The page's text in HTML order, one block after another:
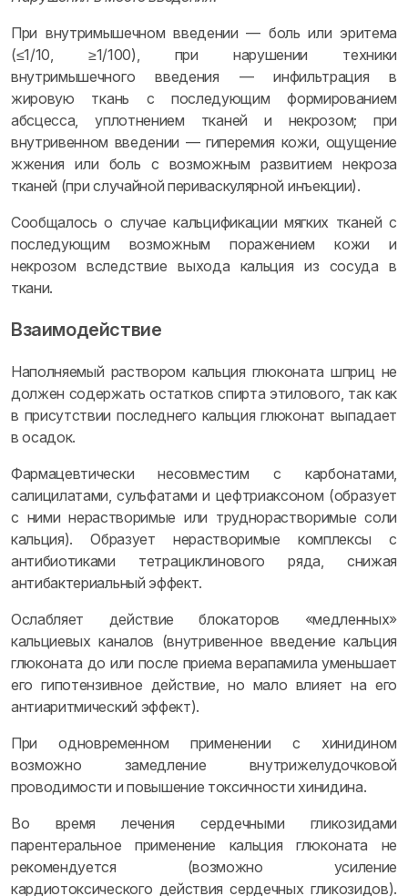
При внутримышечном введении — боль или эритема
(≤1/10, ≥1/100), при нарушении техники
внутримышечного введения — инфильтрация в
жировую ткань с последующим формированием
абсцесса, уплотнением тканей и некрозом; при
внутривенном введении — гиперемия кожи, ощущение
жжения или боль с возможным развитием некроза
тканей (при случайной периваскулярной инъекции).
Сообщалось о случае кальцификации мягких тканей с
последующим возможным поражением кожи и
некрозом вследствие выхода кальция из сосуда в
ткани.
Взаимодействие
Наполняемый раствором кальция глюконата шприц не
должен содержать остатков спирта этилового, так как
в присутствии последнего кальция глюконат выпадает
в осадок.
Фармацевтически несовместим с карбонатами,
салицилатами, сульфатами и цефтриаксоном (образует
с ними нерастворимые или труднорастворимые соли
кальция). Образует нерастворимые комплексы с
антибиотиками тетрациклинового ряда, снижая
антибактериальный эффект.
Ослабляет действие блокаторов «медленных»
кальциевых каналов (внутривенное введение кальция
глюконата до или после приема верапамила уменьшает
его гипотензивное действие, но мало влияет на его
антиаритмический эффект).
При одновременном применении с хинидином
возможно замедление внутрижелудочковой
проводимости и повышение токсичности хинидина.
Во время лечения сердечными гликозидами
парентеральное применение кальция глюконата не
рекомендуется (возможно усиление
кардиотоксического действия сердечных гликозидов).